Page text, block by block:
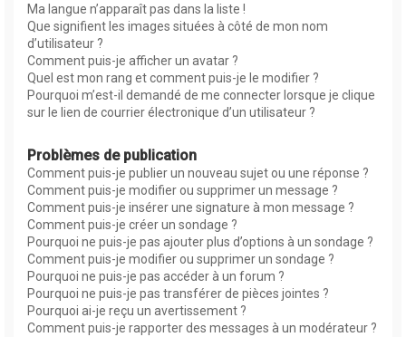
Ma langue n’apparaît pas dans la liste !
Que signifient les images situées à côté de mon nom
d’utilisateur ?
Comment puis-je afficher un avatar ?
Quel est mon rang et comment puis-je le modifier ?
Pourquoi m’est-il demandé de me connecter lorsque je clique
sur le lien de courrier électronique d’un utilisateur ?
Problèmes de publication
Comment puis-je publier un nouveau sujet ou une réponse ?
Comment puis-je modifier ou supprimer un message ?
Comment puis-je insérer une signature à mon message ?
Comment puis-je créer un sondage ?
Pourquoi ne puis-je pas ajouter plus d’options à un sondage ?
Comment puis-je modifier ou supprimer un sondage ?
Pourquoi ne puis-je pas accéder à un forum ?
Pourquoi ne puis-je pas transférer de pièces jointes ?
Pourquoi ai-je reçu un avertissement ?
Comment puis-je rapporter des messages à un modérateur ?